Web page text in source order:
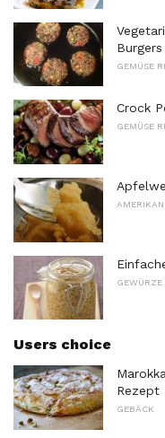
Burgers
GEMÜSE
Crock
GEMÜSE
GEWÜRZE
Users choice
Rezept
GEBÄCK